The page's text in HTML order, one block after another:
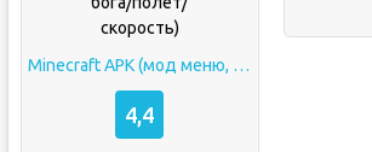
Minecraft APK (мод меню, разблокировано/режим бога/полет/скорость)
4,4